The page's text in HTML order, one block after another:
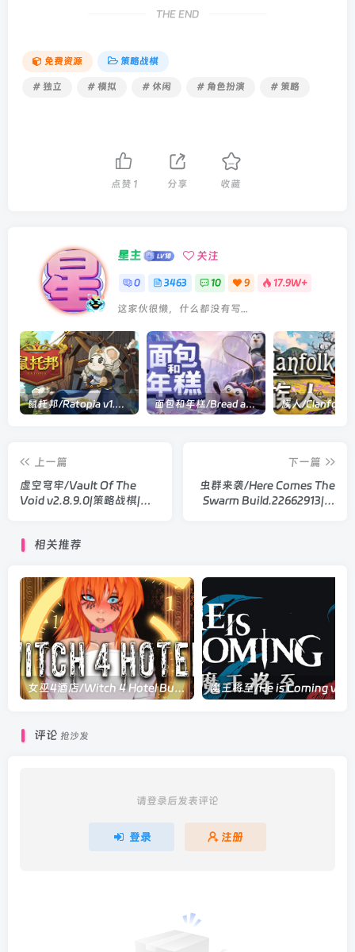
THE END
免费资源 策略战棋
# 独立 # 模拟 # 休闲 # 角色扮演 # 策略
点赞 1 分享 收藏
星主 关注
0 3463 10 9 17.9W+
这家伙很懒，什么都没有写...
鼠托邦/Ratopia v1.0.0530|策略模拟|容量2.9GB|官方中文版 面包和年糕/Bread and Fred Build.21411256|动作冒险|容量1.1GB|官方中文版
上一篇
虚空穹牢/Vault Of The
Void v2.8.9.0|策略战棋|容
下一篇
虫群来袭/Here Comes The
Swarm Build.22662913|策
相关推荐
女巫4酒店/Witch 4 Hotel Build.21585877|角色扮演|容量4.2GB|官方中文版
评论 抢沙发
请登录后发表评论
登录 注册